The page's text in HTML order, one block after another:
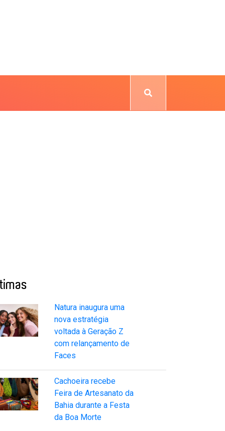
Natura inaugura uma
nova estratégia
voltada à Geração Z
com relançamento de
Faces
Cachoeira recebe
Feira de Artesanato da
Bahia durante a Festa
da Boa Morte